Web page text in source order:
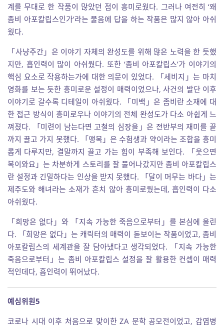
계를 무대로 한 작품이 많았던 점이 흥미로웠다. 그러나 여전히 ‘왜
좀비 아포칼립스인가’라는 물음에 답을 하는 작품은 많지 않아 아쉬
웠다.
「사냥주간」은 이야기 자체의 완성도를 위해 많은 노력을 한 듯했
지만, 흡인력이 많이 아쉬웠다. 또한 ‘좀비 아포칼립스’가 이야기의
핵심 요소로 작용하는가에 대한 의문이 있었다. 「세비지」는 마치
영화를 보는 듯한 흥미로운 설정이 매력이었으나, 사건의 발단 이후
이야기로 갈수록 디테일이 아쉬웠다. 「미백」은 좀비란 소재에 대
한 접근 방식이 흥미로우나 이야기의 전체 완성도가 다소 아쉽게 느
껴졌다. 「미련이 남는다면 고철의 심장을」은 전반부의 재미를 끝
까지 끌고 가지 못했다. 「맹목」은 수험생과 약이라는 조합을 흥미
롭게 다루지만, 결말까지 끌고 가는 힘이 부족해 보인다. 「웃으면
복이와요」는 차분하게 스토리를 잘 풀어나갔지만 좀비 아포칼립스
란 설정과 긴밀하다는 인상을 받지 못했다. 「달이 머무는 바다」는
제주도와 해녀라는 소재가 흔치 않아 흥미로웠는데, 흡인력이 다소
아쉬웠다.
「희망은 없다」와 「지속 가능한 죽음으로부터」를 본심에 올린
다. 「희망은 없다」는 캐릭터의 매력이 돋보이는 작품이었고, 좀비
아포칼립스의 세계관을 잘 담아냈다고 생각되었다. 「지속 가능한
죽음으로부터」는 좀비 아포칼립스 설정을 잘 활용한 컨셉이 매력
적인데다, 흡인력이 뛰어났다.
예심위원5
코로나 시대 이후 처음으로 맞이한 ZA 문학 공모전이었고, 감염병